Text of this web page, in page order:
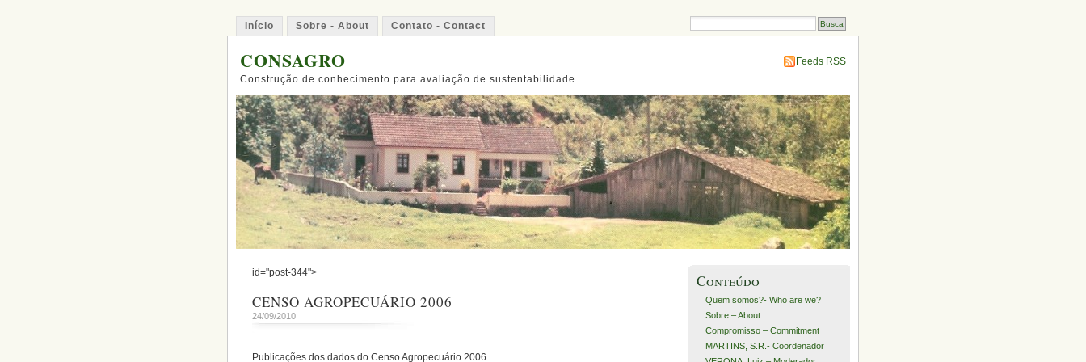
Início Sobre - About Contato - Contact
CONSAGRO
Construção de conhecimento para avaliação de sustentabilidade
Feeds RSS
id="post-344">
CENSO AGROPECUÁRIO 2006
24/09/2010
Publicações dos dados do Censo Agropecuário 2006.
Conteúdo
Quem somos?- Who are we?
Sobre – About
Compromisso – Commitment
MARTINS, S.R.- Coordenador